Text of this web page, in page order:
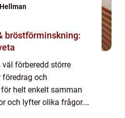
bröstförminskning:
väl förberedd större
och
helt enkelt samman
och lyfter olika frågor.